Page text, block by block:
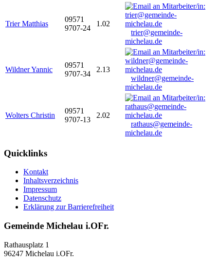
Trier Matthias
09571
9707-24
1.02
trier@gemeinde-
michelau.de
Wildner Yannic
09571
9707-34
2.13
wildner@gemeinde-
michelau.de
Wolters Christin
09571
9707-13
2.02
rathaus@gemeinde-
michelau.de
Quicklinks
Kontakt
Inhaltsverzeichnis
Impressum
Datenschutz
Erklärung zur Barrierefreiheit
Gemeinde Michelau i.OFr.
Rathausplatz 1
96247 Michelau i.OFr.